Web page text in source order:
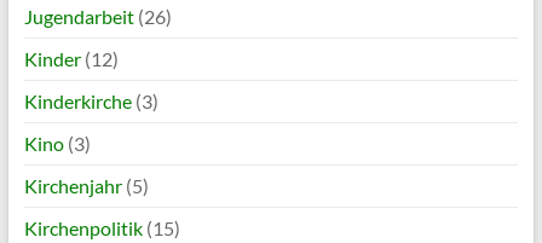
Jugendarbeit(26)
Kinder(12)
Kinderkirche(3)
Kino(3)
Kirchenjahr(5)
Kirchenpolitik(15)